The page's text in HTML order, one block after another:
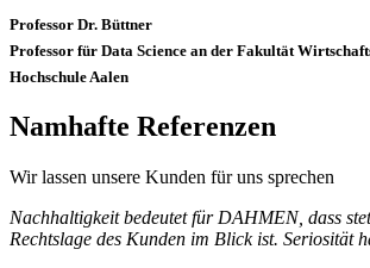
Professor Dr. Büttner
Professor für Data Science an der Fakultät
Hochschule Aalen
Namhafte Referenzen
Wir lassen unsere Kunden für uns sprechen
Nachhaltigkeit bedeutet für DAHMEN, dass
Rechtslage des Kunden im Blick ist. Seriosität